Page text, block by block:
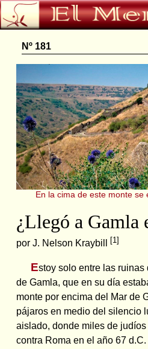
Nº 181
En la cima de este monte
¿Llegó a Gamla
por J. Nelson Kraybill [1]
Estoy solo entre las
de Gamla, que en su día
monte por encima del Mar de
pájaros en medio del silencio
aislado, donde miles de
contra Roma en el año 67